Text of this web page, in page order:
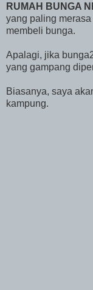
RUMAH BUNGA
yang paling
membeli bunga.
Apalagi, jika
yang gampang
Biasanya, saya
kampung.